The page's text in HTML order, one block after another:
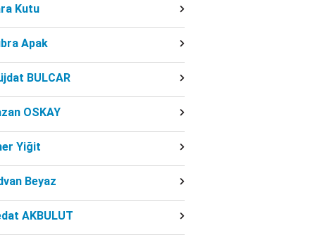
Kutu
Apak
BULCAR
OSKAY
Yiğit
Beyaz
AKBULUT